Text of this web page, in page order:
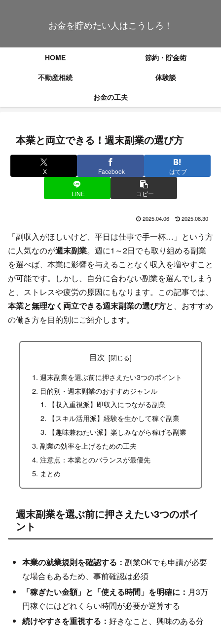
お金を貯めたい人はこうしろ！
HOME
節約・貯金術
不動産相続
体験談
お金の工夫
本業と両立できる！週末副業の選び方
X Facebook はてブ
LINE コピー
2025.04.06 2025.08.30
「副収入がほしいけど、平日は仕事で手一杯…」という方
に人気なのが週末副業。週に1～2日でも取り組める副業
を選べば、本業に影響を与えることなく収入を増やすこと
が可能です。しかし、自分に合わない副業を選んでしまう
と、ストレスや疲労の原因にもなります。この記事では、
本業と無理なく両立できる週末副業の選び方と、おすすめ
の働き方を目的別にご紹介します。
目次
週末副業を選ぶ前に押さえたい3つのポイント
目的別・週末副業のおすすめジャンル
【収入重視派】即収入につながる副業
【スキル活用派】経験を生かして稼ぐ副業
【趣味兼ねたい派】楽しみながら稼げる副業
副業の効率を上げるための工夫
注意点：本業とのバランスが最優先
まとめ
週末副業を選ぶ前に押さえたい3つのポイ
ント
本業の就業規則を確認する：副業OKでも申請が必要
な場合もあるため、事前確認は必須
「稼ぎたい金額」と「使える時間」を明確に： 月3万
円稼ぐにはどれくらい時間が必要か逆算する
続けやすさを重視する：好きなこと、興味のある分